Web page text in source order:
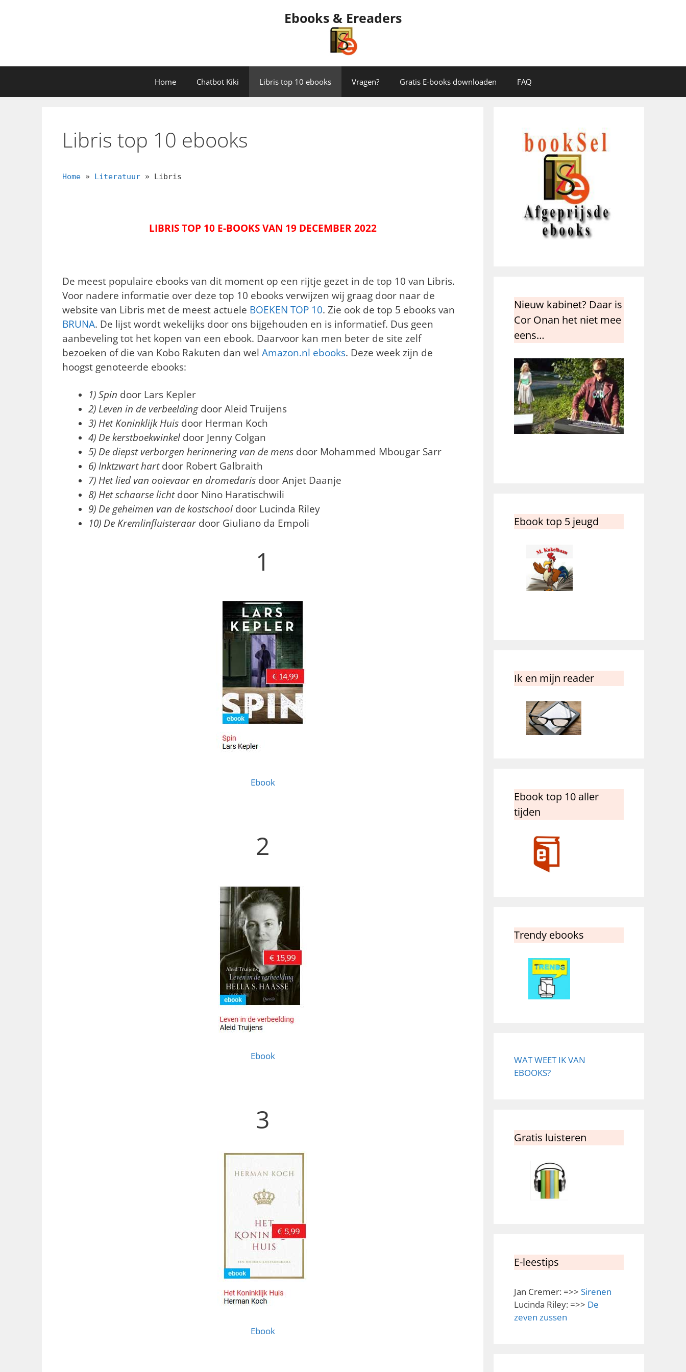
Ebooks & Ereaders
Home Chatbot Kiki Libris top 10 ebooks Vragen? Gratis E-books downloaden FAQ
Libris top 10 ebooks
Home » Literatuur » Libris
LIBRIS TOP 10 E-BOOKS VAN 19 DECEMBER 2022
De meest populaire ebooks van dit moment op een rijtje gezet in de top 10 van Libris.
Voor nadere informatie over deze top 10 ebooks verwijzen wij graag door naar de
website van Libris met de meest actuele BOEKEN TOP 10. Zie ook de top 5 ebooks van
BRUNA. De lijst wordt wekelijks door ons bijgehouden en is informatief. Dus geen
aanbeveling tot het kopen van een ebook. Daarvoor kan men beter de site zelf
bezoeken of die van Kobo Rakuten dan wel Amazon.nl ebooks. Deze week zijn de
hoogst genoteerde ebooks:
1) Spin door Lars Kepler
2) Leven in de verbeelding door Aleid Truijens
3) Het Koninklijk Huis door Herman Koch
4) De kerstboekwinkel door Jenny Colgan
5) De diepst verborgen herinnering van de mens door Mohammed Mbougar Sarr
6) Inktzwart hart door Robert Galbraith
7) Het lied van ooievaar en dromedaris door Anjet Daanje
8) Het schaarse licht door Nino Haratischwili
9) De geheimen van de kostschool door Lucinda Riley
10) De Kremlinfluisteraar door Giuliano da Empoli
1
Ebook
2
Ebook
3
Ebook
Nieuw kabinet? Daar is
Cor Onan het niet mee
eens…
Ebook top 5 jeugd
Ik en mijn reader
Ebook top 10 aller
tijden
Trendy ebooks
WAT WEET IK VAN
EBOOKS?
Gratis luisteren
E-leestips
Jan Cremer: =>> Sirenen
Lucinda Riley: =>> De
zeven zussen